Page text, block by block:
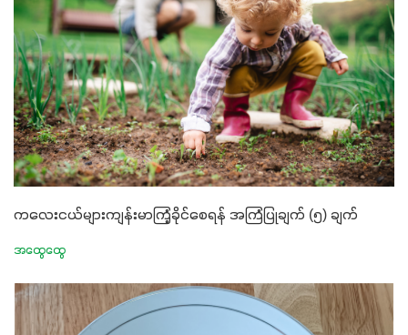
ကလေးငယ်များကျန်းမာကြံ့ခိုင်စေရန် အကြံပြုချက် (၅) ချက်
အထွေထွေ